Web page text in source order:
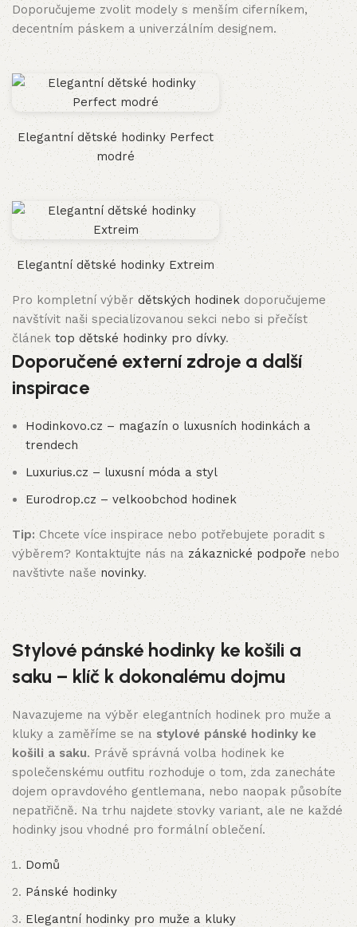
Doporučujeme zvolit modely s menším ciferníkem,
decentním páskem a univerzálním designem.
Elegantní dětské hodinky Perfect
modré
Elegantní dětské hodinky Extreim
Pro kompletní výběr dětských hodinek doporučujeme
navštívit naši specializovanou sekci nebo si přečíst
článek top dětské hodinky pro dívky.
Doporučené externí zdroje a další
inspirace
Hodinkovo.cz – magazín o luxusních hodinkách a
trendech
Luxurius.cz – luxusní móda a styl
Eurodrop.cz – velkoobchod hodinek
Tip:Chcete více inspirace nebo potřebujete poradit s
výběrem? Kontaktujte nás na zákaznické podpoře nebo
navštivte našenovinky.
Stylové pánské hodinky ke košili a
saku – klíč k dokonalému dojmu
Navazujeme na výběr elegantních hodinek pro muže a
kluky a zaměříme se na stylové pánské hodinky ke
košili a saku. Právě správná volba hodinek ke
společenskému outfitu rozhoduje o tom, zda zanecháte
dojem opravdového gentlemana, nebo naopak působíte
nepatřičně. Na trhu najdete stovky variant, ale ne každé
hodinky jsou vhodné pro formální oblečení.
Domů
Pánské hodinky
Elegantní hodinky pro muže a kluky